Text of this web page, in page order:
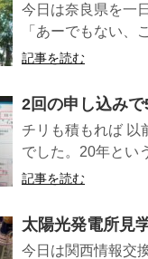
今日は奈良県を一
「あーでもない、
記事を読む
2回の申し込み
チリも積もれば 以
でした。20年とい
記事を読む
太陽光発電所見
今日は関西情報交